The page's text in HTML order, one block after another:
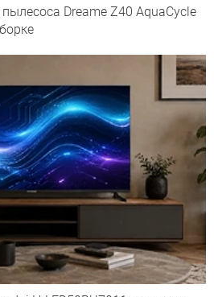
Dreame Z40 AquaCycle